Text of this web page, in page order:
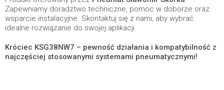
Zapewniamy doradztwo techniczne, pomoc w doborze oraz
wsparcie instalacyjne. Skontaktuj się z nami, aby wybrać
idealne rozwiązanie do swojej aplikacji.
Króciec KSG38NW7 – pewność działania i kompatybilność z
najczęściej stosowanymi systemami pneumatycznymi!